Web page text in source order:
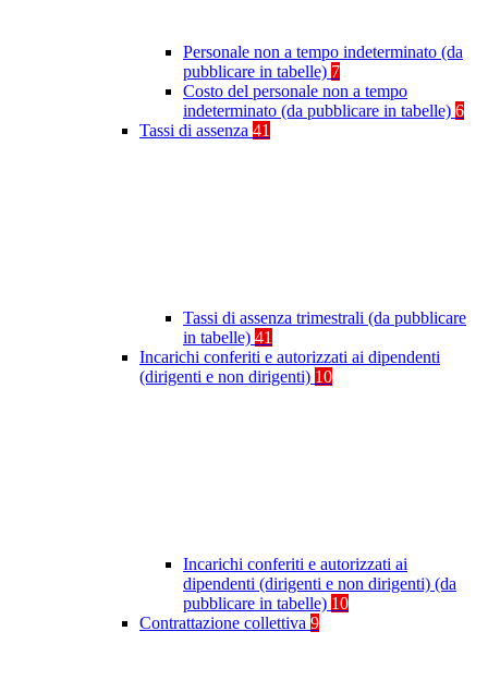
Personale non a tempo indeterminato (da
pubblicare in tabelle) 7
Costo del personale non a tempo
indeterminato (da pubblicare in tabelle) 6
Tassi di assenza 41
Tassi di assenza trimestrali (da pubblicare
in tabelle) 41
Incarichi conferiti e autorizzati ai dipendenti
(dirigenti e non dirigenti) 10
Incarichi conferiti e autorizzati ai
dipendenti (dirigenti e non dirigenti) (da
pubblicare in tabelle) 10
Contrattazione collettiva 9